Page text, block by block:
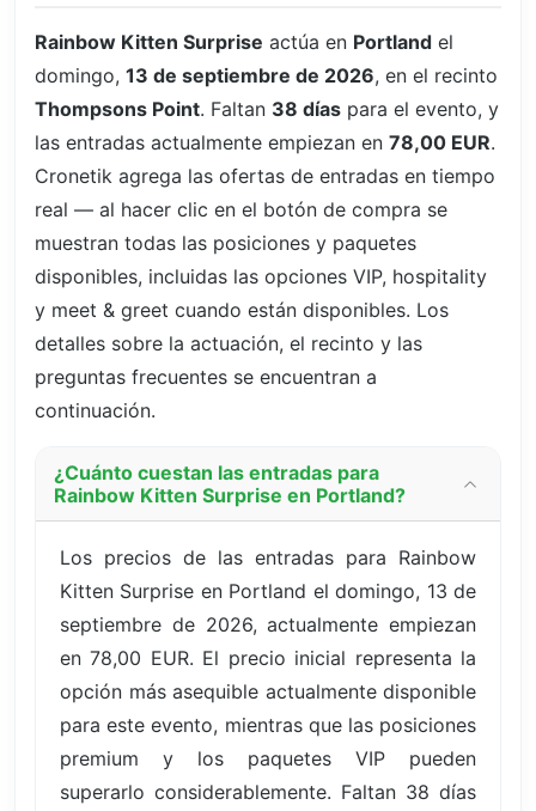
Rainbow Kitten Surprise actúa en Portland el
domingo, 13 de septiembre de 2026, en el recinto
Thompsons Point. Faltan 38 días para el evento, y
las entradas actualmente empiezan en 78,00 EUR.
Cronetik agrega las ofertas de entradas en tiempo
real — al hacer clic en el botón de compra se
muestran todas las posiciones y paquetes
disponibles, incluidas las opciones VIP, hospitality
y meet & greet cuando están disponibles. Los
detalles sobre la actuación, el recinto y las
preguntas frecuentes se encuentran a
continuación.
¿Cuánto cuestan las entradas para
Rainbow Kitten Surprise en Portland?
Los precios de las entradas para Rainbow
Kitten Surprise en Portland el domingo, 13 de
septiembre de 2026, actualmente empiezan
en 78,00 EUR. El precio inicial representa la
opción más asequible actualmente disponible
para este evento, mientras que las posiciones
premium y los paquetes VIP pueden
superarlo considerablemente. Faltan 38 días